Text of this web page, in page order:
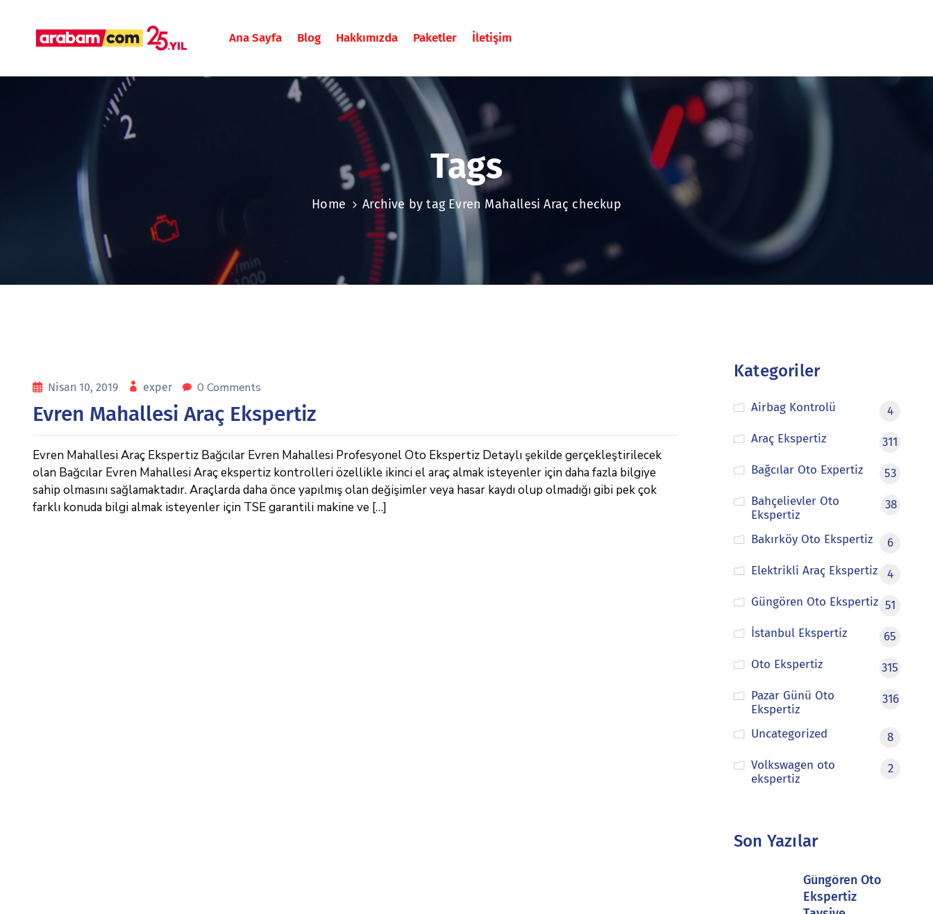
Ana Sayfa Blog Hakkımızda Paketler İletişim
Tags
Home Archive by tag Evren Mahallesi Araç checkup
Nisan 10, 2019 exper 0 Comments
Evren Mahallesi Araç Ekspertiz
Evren Mahallesi Araç Ekspertiz Bağcılar Evren Mahallesi Profesyonel Oto Ekspertiz Detaylı şekilde gerçekleştirilecek
olan Bağcılar Evren Mahallesi Araç ekspertiz kontrolleri özellikle ikinci el araç almak isteyenler için daha fazla bilgiye
sahip olmasını sağlamaktadır. Araçlarda daha önce yapılmış olan değişimler veya hasar kaydı olup olmadığı gibi pek çok
farklı konuda bilgi almak isteyenler için TSE garantili makine ve […]
Kategoriler
Airbag Kontrolü
4
Araç Ekspertiz
311
Bağcılar Oto Expertiz
53
Bahçelievler Oto
Ekspertiz
38
Bakırköy Oto Ekspertiz
6
Elektrikli Araç Ekspertiz
4
Güngören Oto Ekspertiz 51
İstanbul Ekspertiz
65
Oto Ekspertiz
315
Pazar Günü Oto
Ekspertiz
316
Uncategorized
8
Volkswagen oto
ekspertiz
2
Son Yazılar
Güngören Oto
Ekspertiz